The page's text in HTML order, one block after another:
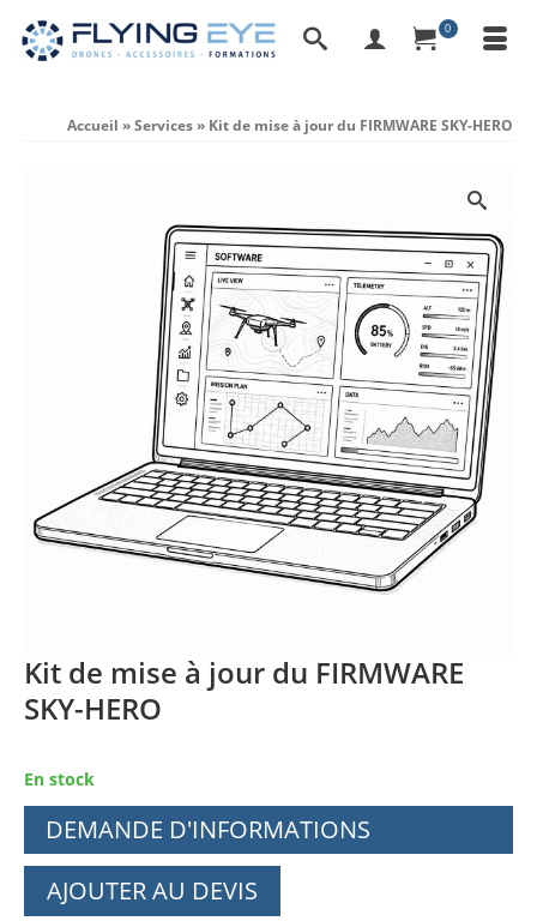
0
Accueil »Services» Kit de mise à jour du FIRMWARE SKY-HERO
Kit de mise à jour du FIRMWARE
SKY-HERO
En stock
DEMANDE D'INFORMATIONS
AJOUTER AU DEVIS